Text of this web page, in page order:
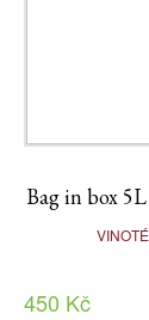
Bag in box
450 Kč